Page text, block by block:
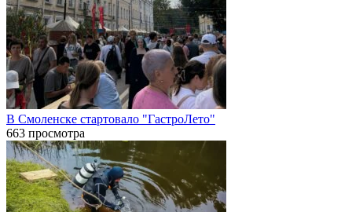
В Смоленске стартовало "ГастроЛето"
663 просмотра